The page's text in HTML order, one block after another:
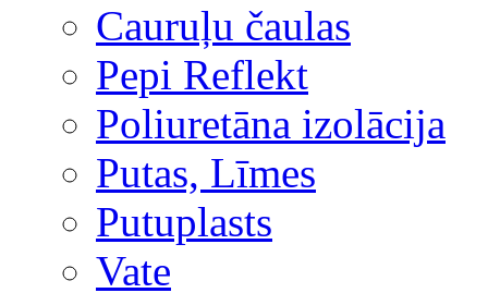
Cauruļu čaulas
Pepi Reflekt
Poliuretāna izolācija
Putas, Līmes
Putuplasts
Vate